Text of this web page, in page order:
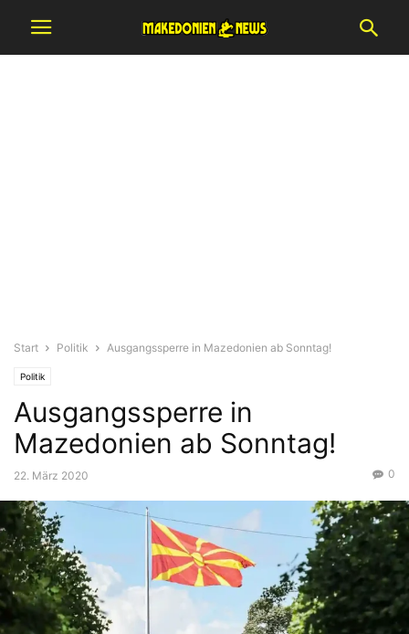
Start Politik Ausgangssperre in Mazedonien ab Sonntag!
Politik
Ausgangssperre in
Mazedonien ab Sonntag!
22. März 2020 0